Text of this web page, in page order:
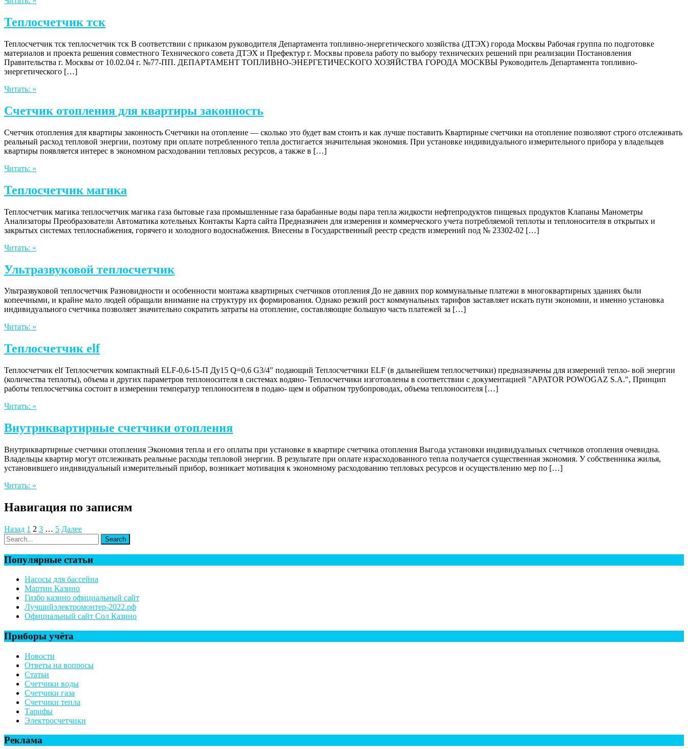
Теплосчетчик тск
Теплосчетчик тск теплосчетчик тск В соответствии с приказом руководителя Департамента топливно-энергетического хозяйства (ДТЭХ) города Москвы Рабочая группа по подготовке
материалов и проекта решения совместного Технического совета ДТЭХ и Префектур г. Москвы провела работу по выбору технических решений при реализации Постановления
Правительства г. Москвы от 10.02.04 г. №77-ПП. ДЕПАРТАМЕНТ ТОПЛИВНО-ЭНЕРГЕТИЧЕСКОГО ХОЗЯЙСТВА ГОРОДА МОСКВЫ Руководитель Департамента топливно-
энергетического […]
Читать: »
Счетчик отопления для квартиры законность
Счетчик отопления для квартиры законность Счетчики на отопление — сколько это будет вам стоить и как лучше поставить Квартирные счетчики на отопление позволяют строго отслеживать
реальный расход тепловой энергии, поэтому при оплате потребленного тепла достигается значительная экономия. При установке индивидуального измерительного прибора у владельцев
квартиры появляется интерес в экономном расходовании тепловых ресурсов, а также в […]
Читать: »
Теплосчетчик магика
Теплосчетчик магика теплосчетчик магика газа бытовые газа промышленные газа барабанные воды пара тепла жидкости нефтепродуктов пищевых продуктов Клапаны Манометры
Анализаторы Преобразователи Автоматика котельных Контакты Карта сайта Предназначен для измерения и коммерческого учета потребляемой теплоты и теплоносителя в открытых и
закрытых системах теплоснабжения, горячего и холодного водоснабжения. Внесены в Государственный реестр средств измерений под № 23302-02 […]
Читать: »
Ультразвуковой теплосчетчик
Ультразвуковой теплосчетчик Разновидности и особенности монтажа квартирных счетчиков отопления До не давних пор коммунальные платежи в многоквартирных зданиях были
копеечными, и крайне мало людей обращали внимание на структуру их формирования. Однако резкий рост коммунальных тарифов заставляет искать пути экономии, и именно установка
индивидуального счетчика позволяет значительно сократить затраты на отопление, составляющие большую часть платежей за […]
Читать: »
Теплосчетчик elf
Теплосчетчик elf Теплосчетчик компактный ELF-0,6-15-П Ду15 Q=0,6 G3/4" подающий Теплосчетчики ELF (в дальнейшем теплосчетчики) предназначены для измерений тепло- вой энергии
(количества теплоты), объема и других параметров теплоносителя в системах водяно- Теплосчетчики изготовлены в соответствии с документацией "APATOR POWOGAZ S.A.", Принцип
работы теплосчетчика состоит в измерении температур теплоносителя в подаю- щем и обратном трубопроводах, объема теплоносителя […]
Читать: »
Внутриквартирные счетчики отопления
Внутриквартирные счетчики отопления Экономия тепла и его оплаты при установке в квартире счетчика отопления Выгода установки индивидуальных счетчиков отопления очевидна.
Владельцы квартир могут отслеживать реальные расходы тепловой энергии. В результате при оплате израсходованного тепла получается существенная экономия. У собственника жилья,
установившего индивидуальный измерительный прибор, возникает мотивация к экономному расходованию тепловых ресурсов и осуществлению мер по […]
Читать: »
Навигация по записям
Назад 1 2 3 … 5 Далее
Популярные статьи
Насосы для бассейна
Мартин Казино
Гизбо казино официальный сайт
Лучшийэлектромонтер-2022.рф
Официальный сайт Сол Казино
Приборы учёта
Новости
Ответы на вопросы
Статьи
Счетчики воды
Счетчики газа
Счетчики тепла
Тарифы
Электросчетчики
Реклама